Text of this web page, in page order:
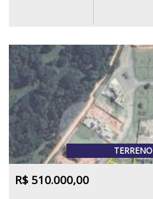
TERRENO
R$ 510.000,00